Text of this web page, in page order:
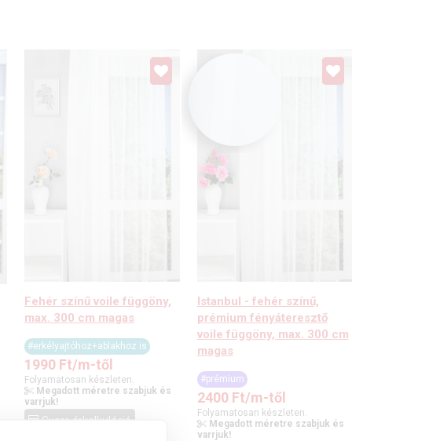
Fehér színű voile függöny,
max. 300 cm magas
#erkélyajtóhoz+ablakhoz is
1990 Ft/m-től
Folyamatosan készleten.
Megadott méretre szabjuk és
varrjuk!
Gyors árkalkuláció
Istanbul - fehér színű,
prémium fényáteresztő
voile függöny, max. 300 cm
magas
#prémium
2400 Ft/m-től
Folyamatosan készleten.
Megadott méretre szabjuk és
varrjuk!